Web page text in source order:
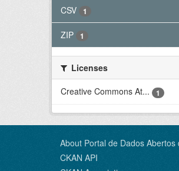
CSV
1
ZIP 1
Licenses
Creative Commons At...
1
About Portal de Dados
CKAN API